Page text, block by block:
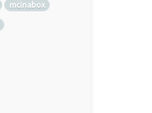
mcinabox